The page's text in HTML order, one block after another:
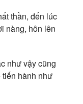
thần, đến lúc
nàng, hôn lên
như vậy cũng
tiến hành như